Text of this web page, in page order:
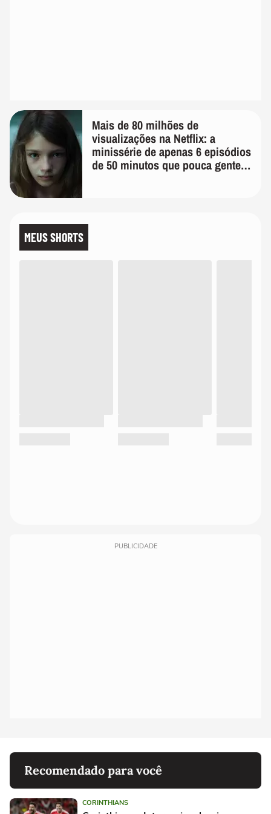
Mais de 80 milhões de
visualizações na Netflix: a
minissérie de apenas 6 episódios
de 50 minutos que pouca gente
MEUS SHORTS
PUBLICIDADE
Recomendado para você
CORINTHIANS